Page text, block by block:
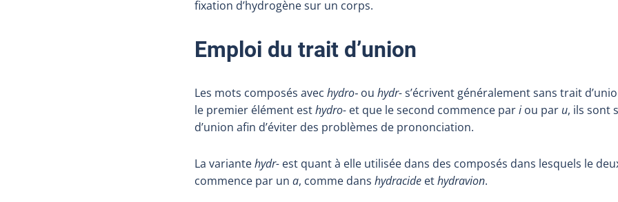
fixation d’hydrogène sur un corps.
Emploi du trait d’union
Les mots composés avec hydro‑ ou hydr-s’écrivent généralement sans trait
le premier élément esthydro- et que le second commence pari ou par u, ils sont
d’union afin d’éviter des problèmes de prononciation.
La variantehydr- est quant à elle utilisée dans des composés dans lesquels le
commence par un a, comme dans hydracide ethydravion.